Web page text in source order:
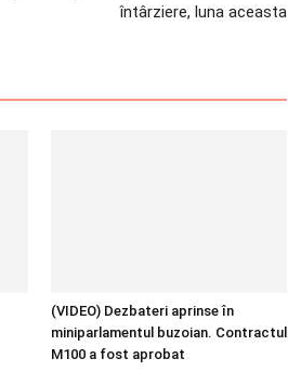
întârziere, luna aceasta
(VIDEO) Dezbateri aprinse în
miniparlamentul buzoian. Contractul
M100 a fost aprobat